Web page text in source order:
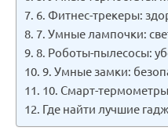
6. Фитнес-трекеры:
7. Умные лампочки:
8. Роботы-пылесосы:
9. Умные замки:
10. Смарт-
Где найти лучшие